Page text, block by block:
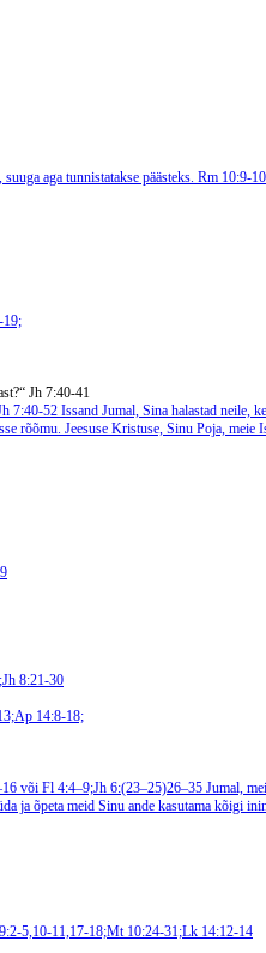
aga tunnistatakse päästeks. Rm 10:9-10
19;
Jh 7:40-41
7:40-52 Issand Jumal, Sina halastad neile,
rõõmu. Jeesuse Kristuse, Sinu Poja, meie
8:21-30
14:8-18;
või Fl 4:4–9;Jh 6:(23–25)26–35 Jumal,
ja õpeta meid Sinu ande kasutama kõigi
5,10-11,17-18;Mt 10:24-31;Lk 14:12-14